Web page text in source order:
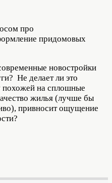
про
придомовых
новостройки
Не делает ли это
похожей на сплошные
жилья (лучше бы
привносит ощущение